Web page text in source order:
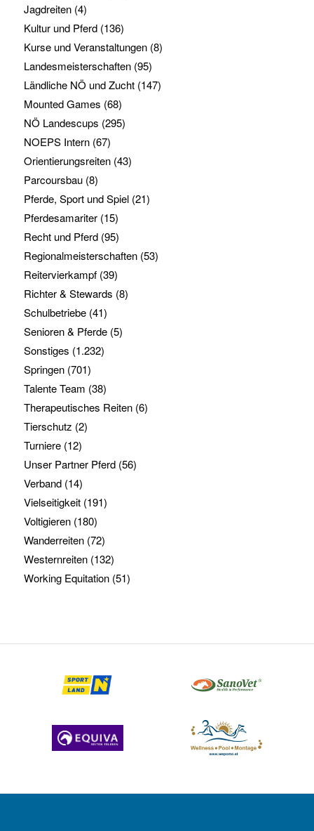
Jagdreiten(4)
Kultur und Pferd(136)
Kurse und Veranstaltungen(8)
Landesmeisterschaften(95)
Ländliche NÖ und Zucht(147)
Mounted Games (68)
NÖ Landescups (295)
NOEPS Intern(67)
Orientierungsreiten(43)
Parcoursbau(8)
Pferde, Sport und Spiel(21)
Pferdesamariter(15)
Recht und Pferd(95)
Regionalmeisterschaften(53)
Reitervierkampf(39)
Richter & Stewards (8)
Schulbetriebe(41)
Senioren & Pferde(5)
Sonstiges (1.232)
Springen(701)
Talente Team (38)
Therapeutisches Reiten(6)
Tierschutz (2)
Turniere(12)
Unser Partner Pferd(56)
Verband(14)
Vielseitigkeit(191)
Voltigieren(180)
Wanderreiten(72)
Westernreiten(132)
Working Equitation(51)